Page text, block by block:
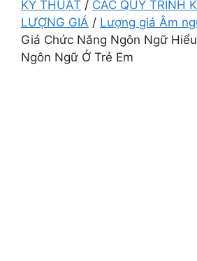
KỸ THUẬT / CÁC QUY TRÌNH
LƯỢNG GIÁ / Lượng giá Âm
Giá Chức Năng Ngôn Ngữ
Ngôn Ngữ Ở Trẻ Em